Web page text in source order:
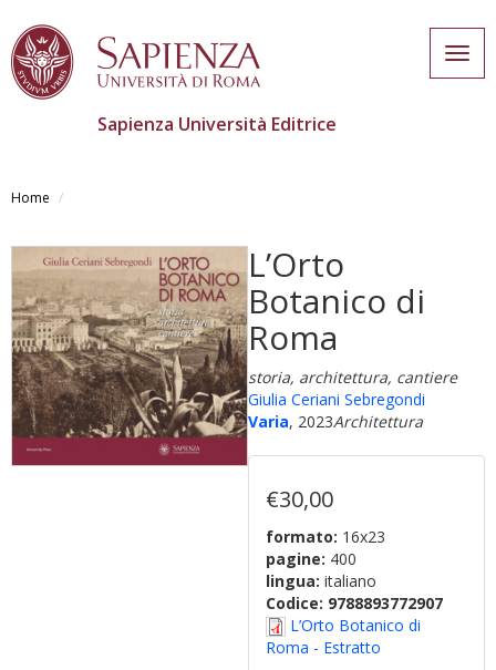
contenuto
Sapienza Università Editrice
Home
L’Orto
Botanico di
Roma
storia, architettura, cantiere
Giulia Ceriani Sebregondi
Varia, 2023Architettura
€30,00
formato: 16x23
pagine: 400
lingua: italiano
Codice: 9788893772907
L’Orto Botanico di
Roma - Estratto